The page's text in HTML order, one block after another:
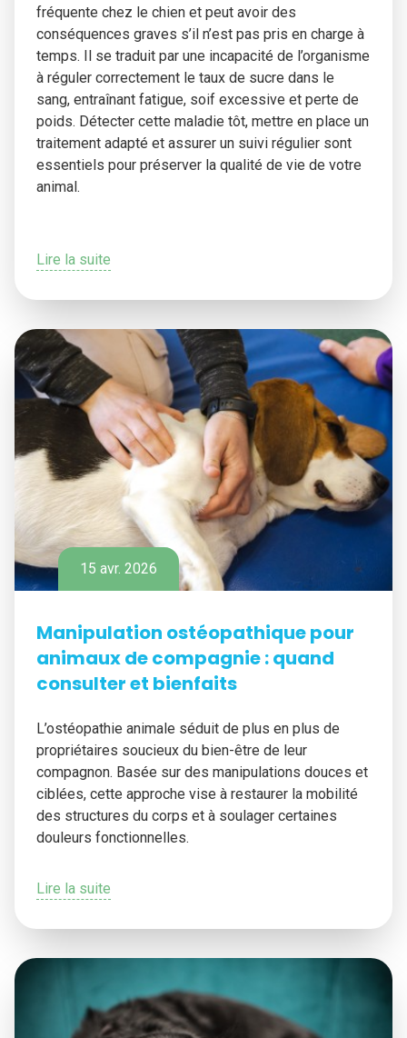
fréquente chez le chien et peut avoir des
conséquences graves s’il n’est pas pris en charge à
temps. Il se traduit par une incapacité de l’organisme
à réguler correctement le taux de sucre dans le
sang, entraînant fatigue, soif excessive et perte de
poids. Détecter cette maladie tôt, mettre en place un
traitement adapté et assurer un suivi régulier sont
essentiels pour préserver la qualité de vie de votre
animal.
Lire la suite
15 avr. 2026
Manipulation ostéopathique pour
animaux de compagnie : quand
consulter et bienfaits
L’ostéopathie animale séduit de plus en plus de
propriétaires soucieux du bien-être de leur
compagnon. Basée sur des manipulations douces et
ciblées, cette approche vise à restaurer la mobilité
des structures du corps et à soulager certaines
douleurs fonctionnelles.
Lire la suite